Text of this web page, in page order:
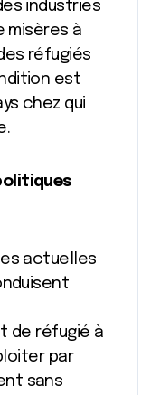
industries
misères à
réfugiés
est
chez qui
actuelles
de réfugié à
par
sans